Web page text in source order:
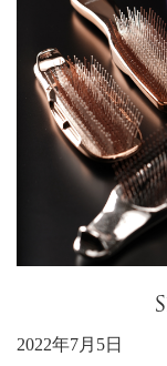
2022年7月5日